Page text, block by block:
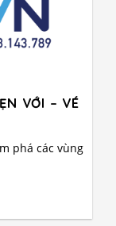
VỚI – VÉ
phá các vùng